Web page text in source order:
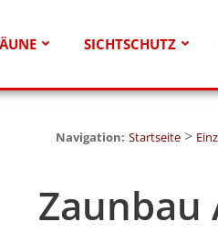
SICHTSCHUTZ
Navigation: Startseite>
Zaunbau